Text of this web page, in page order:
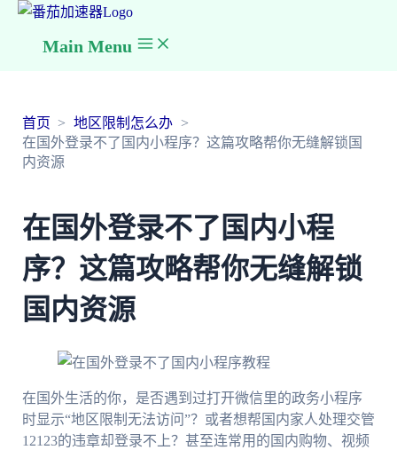
Main Menu
首页
地区限制怎么办
在国外登录不了国内小程序？这篇攻略帮你无缝解锁国
内资源
在国外登录不了国内小程
序？这篇攻略帮你无缝解锁
国内资源
在国外生活的你，是否遇到过打开微信里的政务小程序
时显示“地区限制无法访问”？或者想帮国内家人处理交管
12123的违章却登录不上？甚至连常用的国内购物、视频